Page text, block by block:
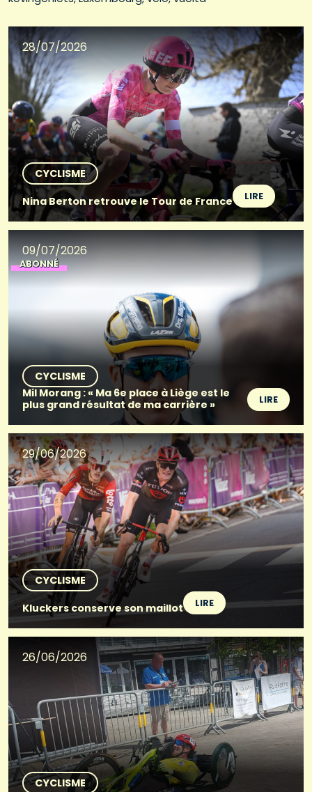
28/07/2026
CYCLISME
Nina Berton retrouve le Tour de France
LIRE
09/07/2026
ABONNÉ
CYCLISME
Mil Morang : « Ma 6e place à Liège est le
plus grand résultat de ma carrière »
LIRE
29/06/2026
CYCLISME
Kluckers conserve son maillot
LIRE
26/06/2026
CYCLISME